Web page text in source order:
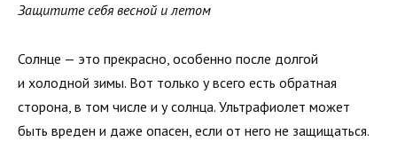
Защитите себя весной и летом
Солнце — это прекрасно, особенно после долгой
и холодной зимы. Вот только у всего есть обратная
сторона, в том числе и у солнца. Ультрафиолет может
быть вреден и даже опасен, если от него не защищаться.